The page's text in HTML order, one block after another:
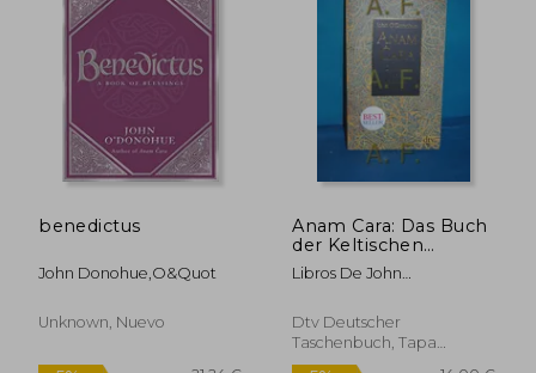
benedictus
John Donohue,o&quot
Unknown, Nuevo
Anam Cara: Das Buch
der Keltischen
Weisheit. John
O'donohue. Aus dem
und Ditte Bandini /
dtv , 34639 (en
Libros De John
Dtv Deutscher
Taschenbuch, Tapa
Blanda, Nuevo